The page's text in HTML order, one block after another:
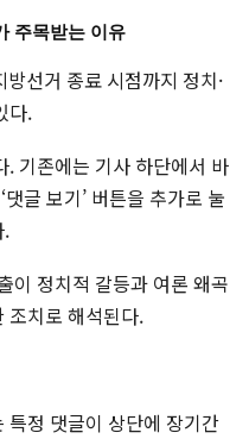
주목받는 이유
선거 종료 시점까지 정치·
다.
기존에는 기사 하단에서 바
글 보기’ 버튼을 추가로 눌
.
이 정치적 갈등과 여론 왜곡
조치로 해석된다.
특정 댓글이 상단에 장기간